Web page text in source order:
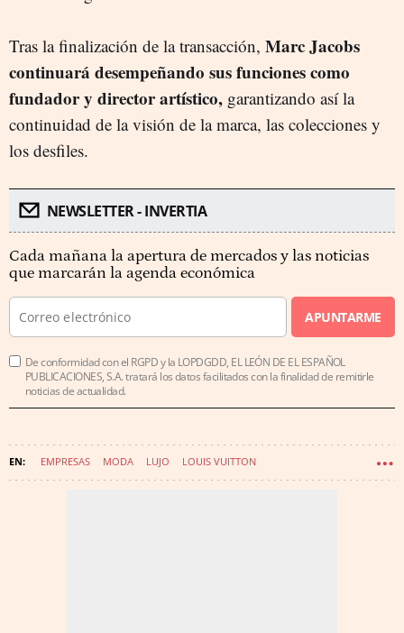
Tras la finalización de la transacción, Marc Jacobs
continuará desempeñando sus funciones como
fundador y director artístico, garantizando así la
continuidad de la visión de la marca, las colecciones y
los desfiles.
NEWSLETTER - INVERTIA
Cada mañana la apertura de mercados y las noticias
que marcarán la agenda económica
APUNTARME
De conformidad con el RGPD y la LOPDGDD, EL LEÓN DE EL ESPAÑOL
PUBLICACIONES, S.A. tratará los datos facilitados con la finalidad de remitirle
noticias de actualidad.
EMPRESAS MODA LUJO LOUIS VUITTON